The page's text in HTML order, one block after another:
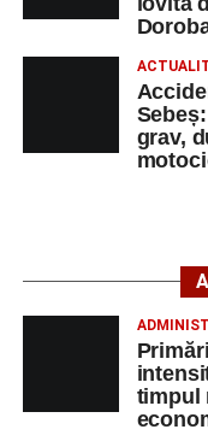
motocicletă
4–6
Fest, la
cât și celor aflate la
Cei interesați pot
disponibile
AJOFM
– Locuri de muncă
agenția teritorială
Lista publicată
denumirea
contact ale
adrese de e-mail,
poată solicita
grav,
timpul